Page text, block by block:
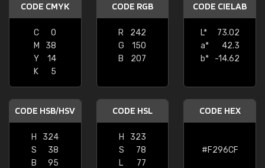
CODE CMYK
C
0
M
38
Y
14
K
5
CODE RGB
R
242
G
150
B
207
CODE CIELAB
L*
73.02
a*
42.3
b*
-14.62
CODE HSB/HSV
H
324
S
38
B
95
CODE HSL
H
323
S
78
L
77
CODE HEX
#F296CF